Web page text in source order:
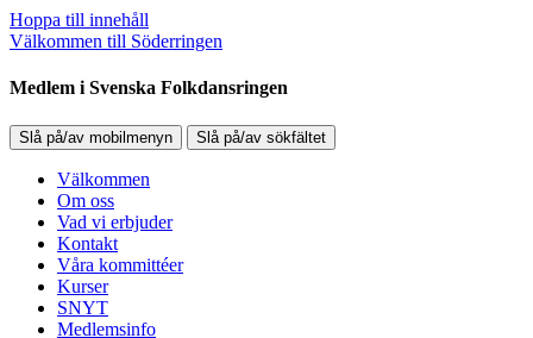
Hoppa till innehåll
Välkommen till Söderringen
Medlem i Svenska Folkdansringen
Slå på/av mobilmenyn Slå på/av sökfältet
Välkommen
Om oss
Vad vi erbjuder
Kontakt
Våra kommittéer
Kurser
SNYT
Medlemsinfo